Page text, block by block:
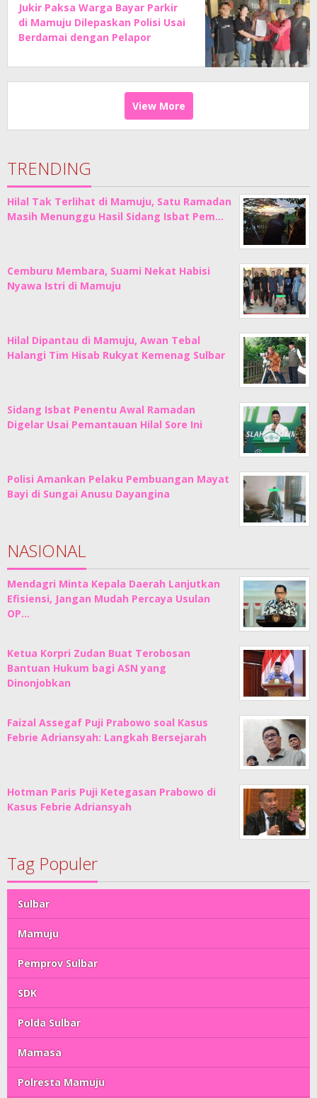
Jukir Paksa Warga Bayar Parkir
di Mamuju Dilepaskan Polisi Usai
Berdamai dengan Pelapor
View More
TRENDING
Hilal Tak Terlihat di Mamuju, Satu Ramadan
Masih Menunggu Hasil Sidang Isbat Pem…
Cemburu Membara, Suami Nekat Habisi
Nyawa Istri di Mamuju
Hilal Dipantau di Mamuju, Awan Tebal
Halangi Tim Hisab Rukyat Kemenag Sulbar
Sidang Isbat Penentu Awal Ramadan
Digelar Usai Pemantauan Hilal Sore Ini
Polisi Amankan Pelaku Pembuangan Mayat
Bayi di Sungai Anusu Dayangina
NASIONAL
Mendagri Minta Kepala Daerah Lanjutkan
Efisiensi, Jangan Mudah Percaya Usulan
OP…
Ketua Korpri Zudan Buat Terobosan
Bantuan Hukum bagi ASN yang
Dinonjobkan
Faizal Assegaf Puji Prabowo soal Kasus
Febrie Adriansyah: Langkah Bersejarah
Hotman Paris Puji Ketegasan Prabowo di
Kasus Febrie Adriansyah
Tag Populer
Sulbar
Mamuju
Pemprov Sulbar
SDK
Polda Sulbar
Mamasa
Polresta Mamuju